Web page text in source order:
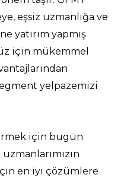
eşsiz uzmanlığa ve
yatırım yapmış
için mükemmel
yelpazemizi
için bugün
en iyi çözümlere